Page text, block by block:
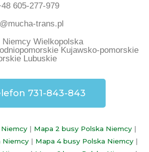
605-277-979
trans.pl
Niemcy Wielkopolska
Kujawsko-pomorskie
Lubuskie
731-843-843
Niemcy | Mapa 2 busy Polska Niemcy |
Niemcy | Mapa 4 busy Polska Niemcy |